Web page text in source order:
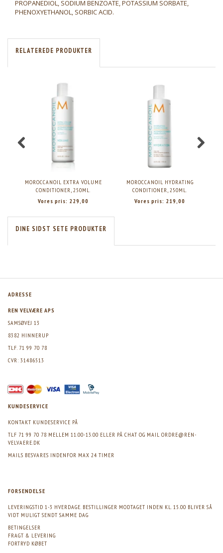
PROPANEDIOL, SODIUM BENZOATE, POTASSIUM SORBATE,
PHENOXYETHANOL, SORBIC ACID.
RELATEREDE PRODUKTER
MOROCCANOIL EXTRA VOLUME
CONDITIONER, 250ML.
Vores pris: 229,00
MOROCCANOIL HYDRATING
CONDITIONER, 250ML.
Vores pris: 219,00
DINE SIDST SETE PRODUKTER
ADRESSE
REN VELVÆRE APS
SAMSØVEJ 13
8382 HINNERUP
TLF. 71 99 70 78
CVR: 31486513
KUNDESERVICE
KONTAKT KUNDESERVICE PÅ
TLF 71 99 70 78 MELLEM 11.00-13.00 ELLER PÅ CHAT OG MAIL ORDRE@REN-
VELVAERE.DK
MAILS BESVARES INDENFOR MAX 24 TIMER
FORSENDELSE
LEVERINGSTID 1-3 HVERDAGE. BESTILLINGER MODTAGET INDEN KL. 15.00 BLIVER SÅ
VIDT MULIGT SENDT SAMME DAG
BETINGELSER
FRAGT & LEVERING
FORTRYD KØBET